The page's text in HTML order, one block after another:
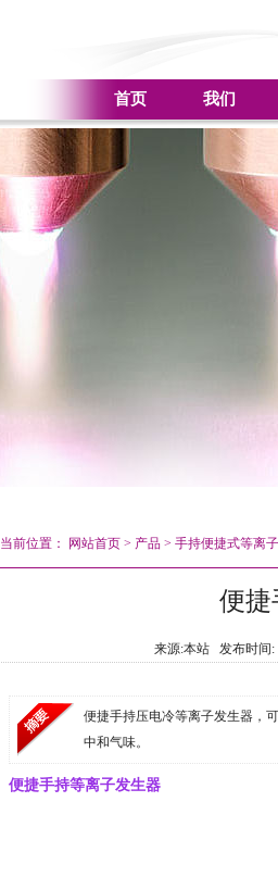
首页 我们
当前位置： 网站首页 > 产品 > 手持便捷式等离
便捷
来源:本站 发布时间:
便捷手持压电冷等离子发生器，
中和气味。
便捷手持等离子发生器